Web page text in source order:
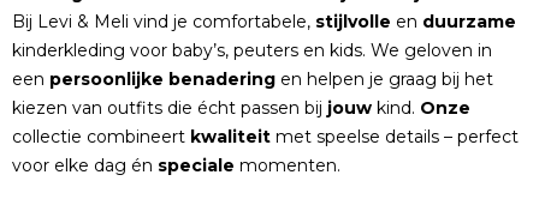
Bij Levi & Meli vind je comfortabele, stijlvolle en duurzame
kinderkleding voor baby’s, peuters en kids. We geloven in
een persoonlijke benadering en helpen je graag bij het
kiezen van outfits die écht passen bij jouw kind. Onze
collectie combineert kwaliteit met speelse details – perfect
voor elke dag én speciale momenten.